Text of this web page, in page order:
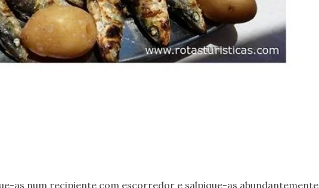
as num recipiente com escorredor e salpique-as abundantemente